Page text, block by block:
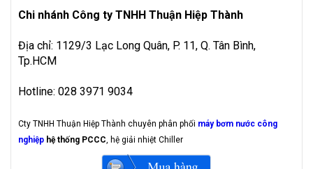
Chi nhánh Công ty TNHH Thuận Hiệp Thành
Địa chỉ: 1129/3 Lạc Long Quân, P. 11, Q. Tân Bình,
Tp.HCM
Hotline: 028 3971 9034
Cty TNHH Thuận Hiệp Thành chuyên phân phối máy bơm nước công
nghiệp hệ thống PCCC, hệ giải nhiệt Chiller